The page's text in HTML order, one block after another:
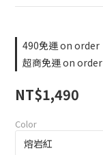
490免運 on order
超商免運 on order
NT$1,490
Color